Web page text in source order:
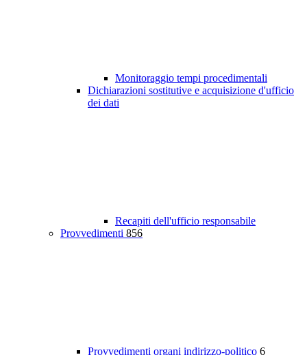
Monitoraggio tempi procedimentali
Dichiarazioni sostitutive e acquisizione d'ufficio
dei dati
Recapiti dell'ufficio responsabile
Provvedimenti 856
Provvedimenti organi indirizzo-politico 6